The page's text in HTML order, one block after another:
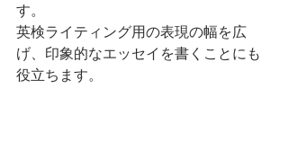
す。
英検ライティング用の表現の幅を広
げ、印象的なエッセイを書くことにも
役立ちます。